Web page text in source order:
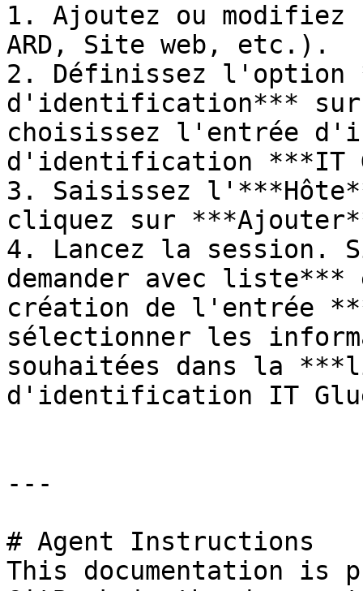
1. Ajoutez ou modifiez
ARD, Site web, etc.).
2. Définissez l'option
d'identification***
choisissez l'entrée
d'identification ***IT
3. Saisissez
cliquez sur
4. Lancez la session.
demander avec
création de l'entrée
sélectionner les
souhaitées dans la
d'identification IT
---
# Agent Instructions
This documentation is